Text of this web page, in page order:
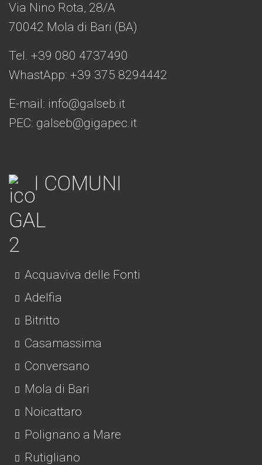
Via Nino Rota, 28/A
70042 Mola di Bari (BA)
Tel. +39 080 4737490
WhastApp: +39 375 8294442
E-mail: info@galseb.it
PEC: galseb@gigapec.it
I COMUNI
Acquaviva delle Fonti
Adelfia
Bitritto
Casamassima
Conversano
Mola di Bari
Noicattaro
Polignano a Mare
Rutigliano